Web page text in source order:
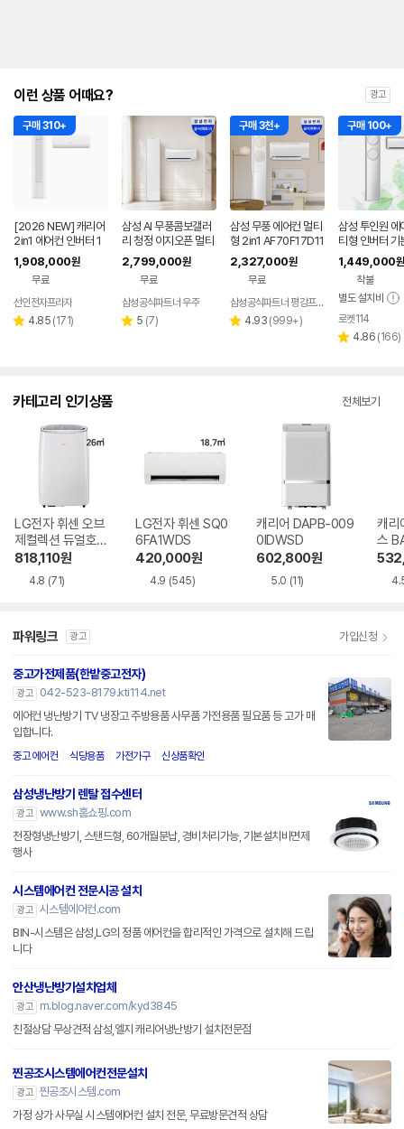
이런 상품 어때요? 광고
구매 310+
[2026 NEW] 캐리어
2in1 에어컨 인버터 1
등급 멀티형 wifi 17평
+6평 투인원 전국 설
치비포함
1,908,000원
무료
선인전자프라자
별 4.85 리
(171)
삼성 AI 무풍콤보갤러
리 청정 이지오픈 멀티
형 에어컨 AF80F17D
22WRS 기본설치포
2,799,000원
무료
삼성공식파트너 우주
별 5 리
(7)
구매 3천+
삼성 무풍 에어컨 멀티
형 2in1 AF70F17D11
BRS 일반배관 전국,
기본설치비포함
2,327,000원
무료
삼성공식파트너 평강프라자
별 4.93 리
(999+)
구매 100+
삼성 투인원 에
티형 인버터 기
실외기포함 26
9000
WZRS
1,449,000원
착불
별도 설치비
로켓114
별 4.86 리
(166)
카테고리 인기상품 전체보기
LG전자 휘센 오브
제컬렉션 듀얼호스
PQ08FDWBS
818,110원
4.8 (71)
LG전자 휘센 SQ0
6FA1WDS
420,000원
4.9 (545)
캐리어 DAPB-009
0IDWSD
602,800원
5.0 (11)
캐리
스
파워링크 광고 가입신청
중고가전제품(한밭중고전자)
광고
042-523-8179.kti114.net
에어컨 냉난방기 TV 냉장고 주방용품 사무품 가전용품 필요품 등 고가 매
입합니다.
중고 에어컨 식당용품 가전가구 신상품확인
삼성냉난방기 렌탈 접수센터
광고 www.sh홈쇼핑.com
천장형냉난방기, 스탠드형, 60개월분납, 경비처리가능, 기본설치비면제
행사
시스템에어컨 전문시공 설치
광고 시스템에어컨.com
BIN-시스템은 삼성,LG의 정품 에어컨을 합리적인 가격으로 설치해 드립
니다
안산냉난방기설치업체
광고
m.blog.naver.com/kyd3845
친절상담 무상견적 삼성,엘지 캐리어냉난방기 설치전문점
찐공조시스템에어컨전문설치
광고 찐공조시스템.com
가정 상가 사무실 시스템에어컨 설치 전문, 무료방문견적 상담